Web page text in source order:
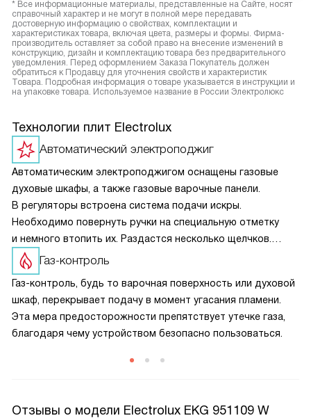
* Все информационные материалы, представленные на Сайте, носят
справочный характер и не могут в полной мере передавать
достоверную информацию о свойствах, комплектации и
характеристиках товара, включая цвета, размеры и формы. Фирма-
производитель оставляет за собой право на внесение изменений в
конструкцию, дизайн и комплектацию товара без предварительного
уведомления. Перед оформлением Заказа Покупатель должен
обратиться к Продавцу для уточнения свойств и характеристик
Товара. Подробная информация о товаре указывается в инструкции и
на упаковке товара. Используемое название в России Электролюкс
Технологии плит Electrolux
Автоматический электроподжиг
Автоматическим электроподжигом оснащены газовые
духовые шкафы, а также газовые варочные панели.
В регуляторы встроена система подачи искры.
Необходимо повернуть ручки на специальную отметку
и немного втопить их. Раздастся несколько щелчков.
После этого появится искра и пламя зажжётся. Система
позволяет отказаться от спичек и зажигалки.
Газ-контроль
Газ-контроль, будь то варочная поверхность или духовой
шкаф, перекрывает подачу в момент угасания пламени.
Эта мера предосторожности препятствует утечке газа,
благодаря чему устройством безопасно пользоваться.
Отзывы о модели Electrolux EKG 951109 W